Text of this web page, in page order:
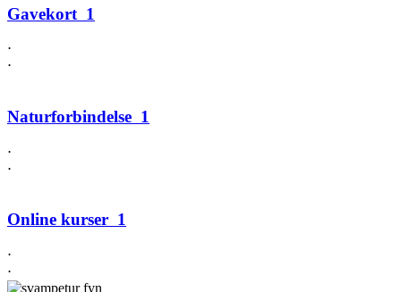
Gavekort 1
⋅
⋅
Naturforbindelse 1
⋅
⋅
Online kurser 1
⋅
⋅